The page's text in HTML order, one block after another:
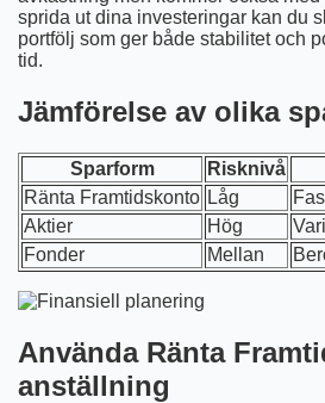
sprida ut dina investeringar kan du
portfölj som ger både stabilitet och
tid.
Jämförelse av olika
Sparform Risknivå
Ränta Framtidskonto Låg
Aktier
Hög
Fonder
Mellan
Använda Ränta
anställning